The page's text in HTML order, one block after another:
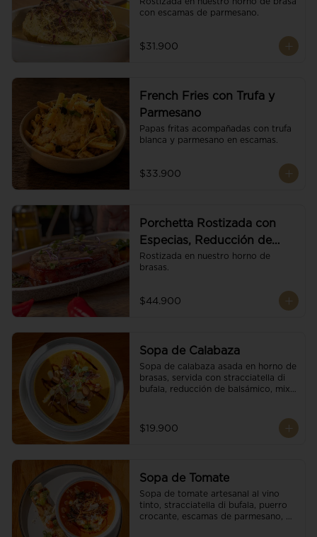
Vino
con escamas de parmesano.
$31.900
French Fries con Trufa y
Parmesano
Papas fritas acompañadas con trufa
blanca y parmesano en escamas.
$33.900
Porchetta Rostizada con
Especias, Reducción de
Panela y Vino
Rostizada en nuestro horno de
brasas.
$44.900
Sopa de Calabaza
Sopa de calabaza asada en horno de
brasas, servida con stracciatella di
bufala, reducción de balsámico, mix
$19.900
Sopa de Tomate
Sopa de tomate artesanal al vino
tinto, stracciatella di bufala, puerro
crocante, escamas de parmesano,